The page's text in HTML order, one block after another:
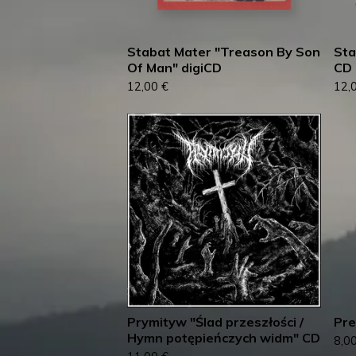
Stabat Mater "Treason By Son
Of Man" digiCD
12,00 €
CD
Prymityw "Ślad przeszłości /
Hymn potępieńczych widm" CD